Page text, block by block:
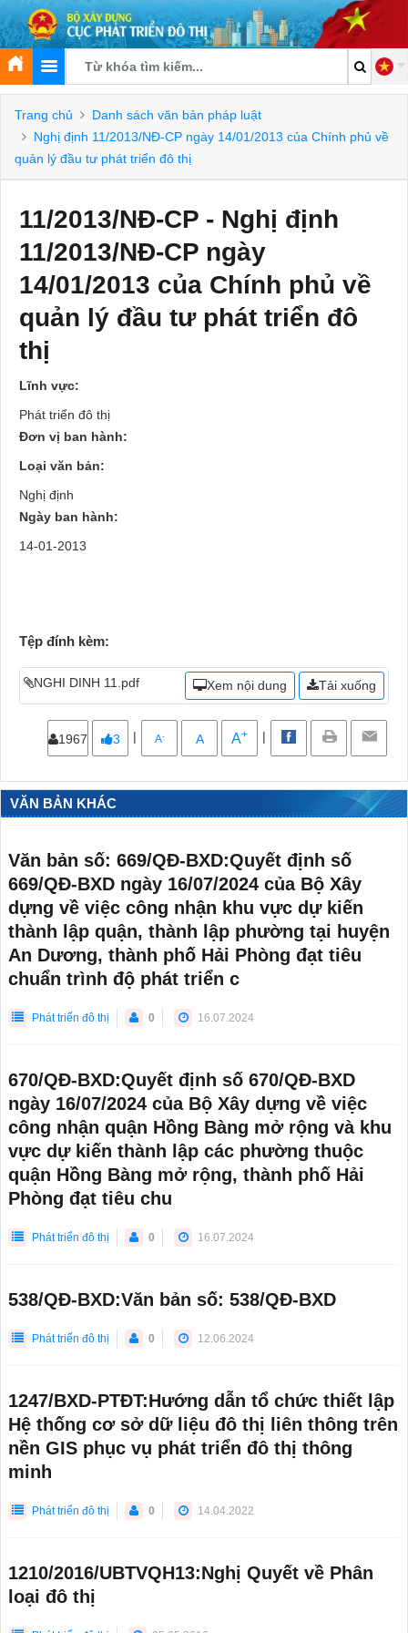
Trang chủ
Danh sách văn bản pháp luật
Nghị định 11/2013/NĐ-CP ngày 14/01/2013 của Chính phủ về
quản lý đầu tư phát triển đô thị
11/2013/NĐ-CP - Nghị định
11/2013/NĐ-CP ngày
14/01/2013 của Chính phủ về
quản lý đầu tư phát triển đô
thị
Lĩnh vực:
Phát triển đô thị
Đơn vị ban hành:
Loại văn bản:
Nghị định
Ngày ban hành:
14-01-2013
Tệp đính kèm:
NGHI DINH 11.pdf Xem nội dung Tải xuống
1967 3 | A- A A+ |
VĂN BẢN KHÁC
Văn bản số: 669/QĐ-BXD:Quyết định số
669/QĐ-BXD ngày 16/07/2024 của Bộ Xây
dựng về việc công nhận khu vực dự kiến
thành lập quận, thành lập phường tại huyện
An Dương, thành phố Hải Phòng đạt tiêu
chuẩn trình độ phát triển c
Phát triển đô thị 0 16.07.2024
670/QĐ-BXD:Quyết định số 670/QĐ-BXD
ngày 16/07/2024 của Bộ Xây dựng về việc
công nhận quận Hồng Bàng mở rộng và khu
vực dự kiến thành lập các phường thuộc
quận Hồng Bàng mở rộng, thành phố Hải
Phòng đạt tiêu chu
Phát triển đô thị 0 16.07.2024
538/QĐ-BXD:Văn bản số: 538/QĐ-BXD
Phát triển đô thị 0 12.06.2024
1247/BXD-PTĐT:Hướng dẫn tổ chức thiết lập
Hệ thống cơ sở dữ liệu đô thị liên thông trên
nền GIS phục vụ phát triển đô thị thông
minh
Phát triển đô thị 0 14.04.2022
1210/2016/UBTVQH13:Nghị Quyết về Phân
loại đô thị